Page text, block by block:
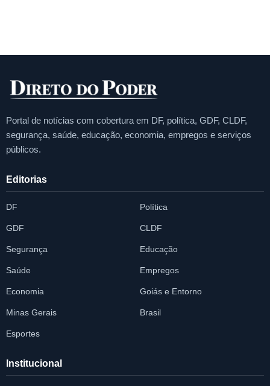
Portal de notícias com cobertura em DF, política, GDF, CLDF,
segurança, saúde, educação, economia, empregos e serviços
públicos.
Editorias
DF Política
GDF CLDF
Segurança Educação
Saúde Empregos
Economia Goiás e Entorno
Minas Gerais Brasil
Esportes
Institucional